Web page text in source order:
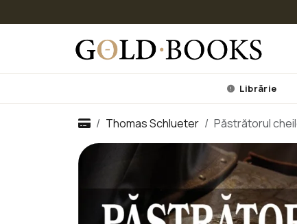
Librărie
Thomas Schlueter Păstrătorul